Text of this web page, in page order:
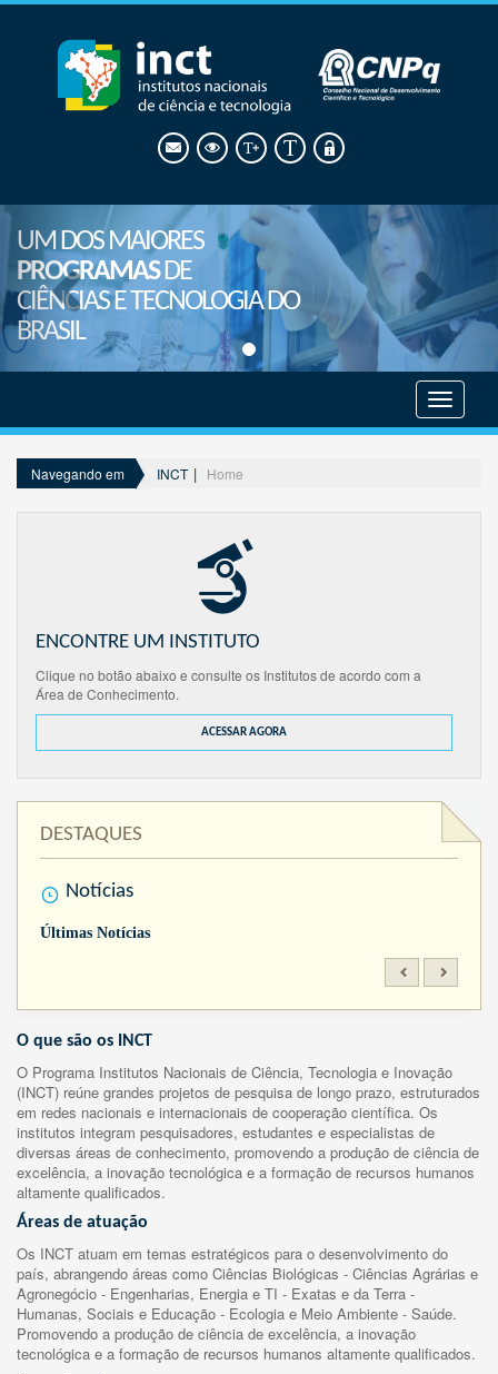
UM DOS MAIORES
PROGRAMASDE
CIÊNCIAS E TECNOLOGIA DO
BRASIL
menu
Navegando em INCT Home
ENCONTRE UM INSTITUTO
Clique no botão abaixo e consulte os Institutos de acordo com a
Área de Conhecimento.
ACESSAR AGORA
DESTAQUES
Notícias
Últimas Notícias
O que são os INCT
O Programa Institutos Nacionais de Ciência, Tecnologia e Inovação
(INCT) reúne grandes projetos de pesquisa de longo prazo, estruturados
em redes nacionais e internacionais de cooperação científica. Os
institutos integram pesquisadores, estudantes e especialistas de
diversas áreas de conhecimento, promovendo a produção de ciência de
excelência, a inovação tecnológica e a formação de recursos humanos
altamente qualificados.
Áreas de atuação
Os INCT atuam em temas estratégicos para o desenvolvimento do
país, abrangendo áreas como Ciências Biológicas - Ciências Agrárias e
Agronegócio - Engenharias, Energia e TI - Exatas e da Terra -
Humanas, Sociais e Educação - Ecologia e Meio Ambiente - Saúde.
Promovendo a produção de ciência de excelência, a inovação
tecnológica e a formação de recursos humanos altamente qualificados.